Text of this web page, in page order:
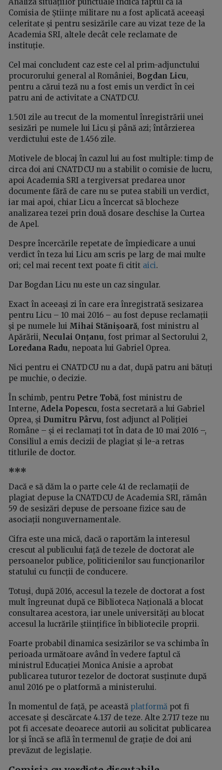
Comisia de Științe militare nu a fost aplicată aceeași
celeritate și pentru sesizările care au vizat teze de la
Academia SRI, altele decât cele reclamate de
instituție.
Cel mai concludent caz este cel al prim-adjunctului
procurorului general al României, Bogdan Licu,
pentru a cărui teză nu a fost emis un verdict în cei
patru ani de activitate a CNATDCU.
1.501 zile au trecut de la momentul înregistrării unei
sesizări pe numele lui Licu și până azi; întârzierea
verdictului este de 1.456 zile.
Motivele de blocaj în cazul lui au fost multiple: timp de
circa doi ani CNATDCU nu a stabilit o comisie de lucru,
apoi Academia SRI a tergiversat predarea unor
documente fără de care nu se putea stabili un verdict,
iar mai apoi, chiar Licu a încercat să blocheze
analizarea tezei prin două dosare deschise la Curtea
de Apel.
Despre încercările repetate de împiedicare a unui
verdict în teza lui Licu am scris pe larg de mai multe
ori; cel mai recent text poate fi citit aici.
Dar Bogdan Licu nu este un caz singular.
Exact în aceeași zi în care era înregistrată sesizarea
pentru Licu – 10 mai 2016 – au fost depuse reclamații
și pe numele lui Mihai Stănișoară, fost ministru al
Apărării, Neculai Onțanu, fost primar al Sectorului 2,
Loredana Radu, nepoata lui Gabriel Oprea.
Nici pentru ei CNATDCU nu a dat, după patru ani bătuți
pe muchie, o decizie.
În schimb, pentru Petre Tobă, fost ministru de
Interne, Adela Popescu, fosta secretară a lui Gabriel
Oprea, și Dumitru Pârvu, fost adjunct al Poliției
Române – și ei reclamați tot în data de 10 mai 2016 –,
Consiliul a emis decizii de plagiat și le-a retras
titlurile de doctor.
***
Dacă e să dăm la o parte cele 41 de reclamații de
plagiat depuse la CNATDCU de Academia SRI, rămân
59 de sesizări depuse de persoane fizice sau de
asociații nonguvernamentale.
Cifra este una mică, dacă o raportăm la interesul
crescut al publicului față de tezele de doctorat ale
persoanelor publice, politicienilor sau funcționarilor
statului cu funcții de conducere.
Totuși, după 2016, accesul la tezele de doctorat a fost
mult îngreunat după ce Biblioteca Națională a blocat
consultarea acestora, iar unele universități au blocat
accesul la lucrările științifice în bibliotecile proprii.
Foarte probabil dinamica sesizărilor se va schimba în
perioada următoare având în vedere faptul că
ministrul Educației Monica Anisie a aprobat
publicarea tuturor tezelor de doctorat susținute după
anul 2016 pe o platformă a ministerului.
În momentul de față, pe această platformă pot fi
accesate și descărcate 4.137 de teze. Alte 2.717 teze nu
pot fi accesate deoarece autorii au solicitat publicarea
lor și încă se află în termenul de grație de doi ani
prevăzut de legislație.